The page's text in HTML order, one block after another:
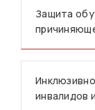
Защита
инвалидов